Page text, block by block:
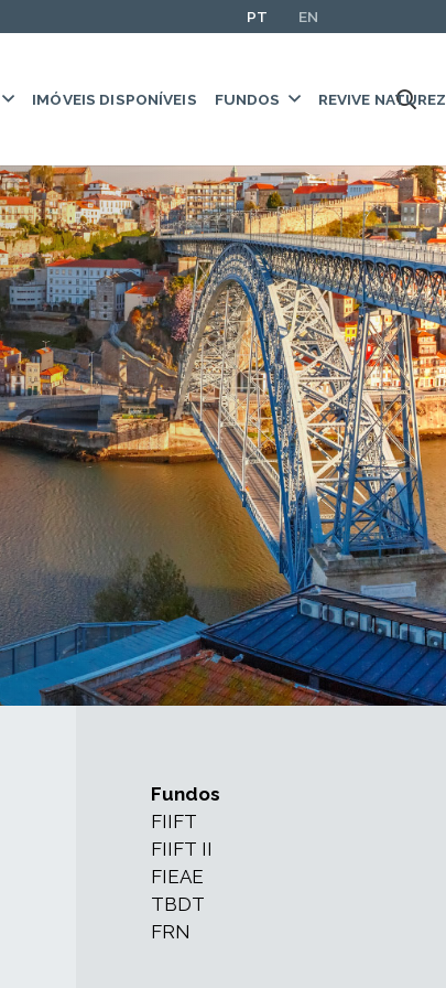
PT EN
IMÓVEIS DISPONÍVEIS FUNDOS REVIVE
Fundos
FIIFT
FIIFT II
FIEAE
TBDT
FRN